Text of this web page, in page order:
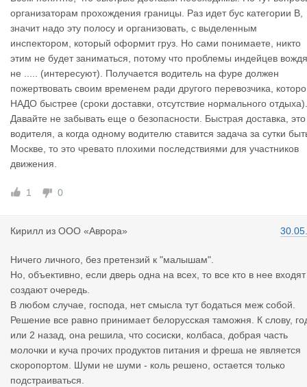
организаторам прохождения границы. Раз идет бус категории В,
значит надо эту полосу и организовать, с выделенным
инспектором, который оформит груз. Но сами понимаете, никто
этим не будет заниматься, потому что проблемы индейцев вождя
не ..... (интересуют). Получается водитель на фуре должен
пожертвовать своим временем ради другого перевозчика,
НАДО быстрее (сроки доставки, отсутствие нормального отдыха).
Давайте не забывать еще о безопасности. Быстрая доставка,
водителя, а когда одному водителю ставится задача за сутки
Москве, то это чревато плохими последствиями для участников
движения.
1 0
Кирилл из ООО «Аврора»
Ничего личного, без претензий к "малышам".
Но, объективно, если дверь одна на всех, то все кто в нее входят
создают очередь.
В любом случае, господа, нет смысла тут бодаться меж собой.
Решение все равно принимает белорусская таможня. К слову,
или 2 назад, она решила, что сосиски, колбаса, добрая часть
молочки и куча прочих продуктов питания и фреша не является
скоропортом. Шуми не шуми - коль решено, остается только
подстраиваться.